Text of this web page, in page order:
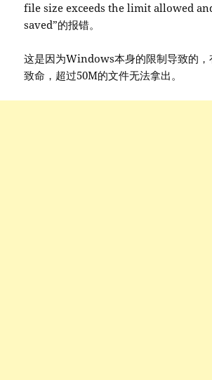
file size exceeds the limit allowed
saved”的报错。
这是因为Windows本身的限制导致的，
致命，超过50M的文件无法拿出。